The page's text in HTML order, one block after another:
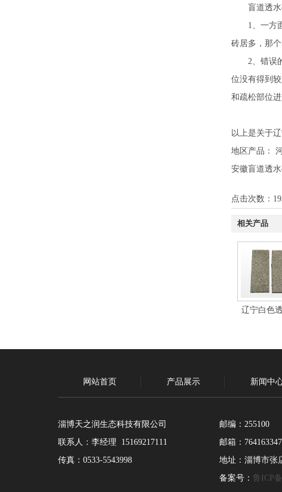
盲道透水
1、一方面
砖居多，那
2、错误的
位没有得到
和疏松部位
以上是关于
地区产品：
安徽盲道透
点击次数：
相关产品
辽宁白色
网站首页 产品展示 新闻中
淄博天之润生态科技有限公司
联系人：李经理 15169217111
传真：0533-5543998
邮编：255100
邮箱：
地址：淄博市张
备案号： 鲁ICP